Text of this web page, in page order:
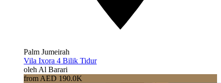
Palm Jumeirah
Vila Ixora 4 Bilik Tidur
oleh Al Barari
from AED 190.0K